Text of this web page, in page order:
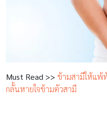
Must Read >> ข้ามสามีให้แพ้
กลั้นหายใจข้ามตัวสามี